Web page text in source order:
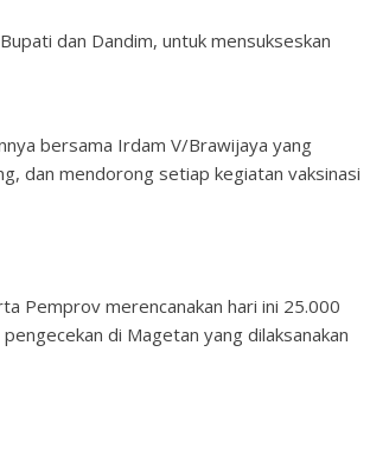
dan Dandim, untuk mensukseskan
bersama Irdam V/Brawijaya yang
dan mendorong setiap kegiatan vaksinasi
Pemprov merencanakan hari ini 25.000
di Magetan yang dilaksanakan